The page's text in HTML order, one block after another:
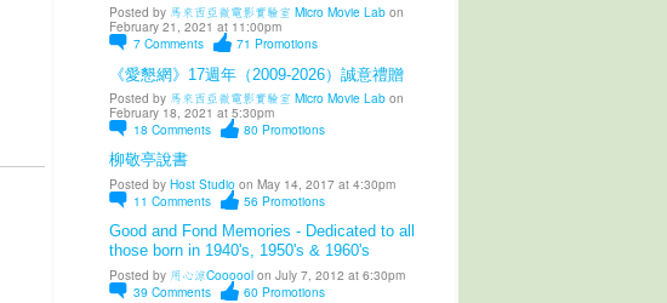
Posted by 馬來西亞微電影實驗室 Micro Movie Labon
February 21, 2021 at 11:00pm
7 Comments 71 Promotions
《愛懇網》17週年（2009-2026）誠意禮贈
Posted by 馬來西亞微電影實驗室 Micro Movie Labon
February 18, 2021 at 5:30pm
18 Comments 80 Promotions
柳敬亭說書
Posted by Host Studioon May 14, 2017 at 4:30pm
11 Comments 56 Promotions
Good and Fond Memories - Dedicated to all
those born in 1940's, 1950's & 1960's
Posted by 用心涼Cooooolon July 7, 2012 at 6:30pm
39 Comments 60 Promotions